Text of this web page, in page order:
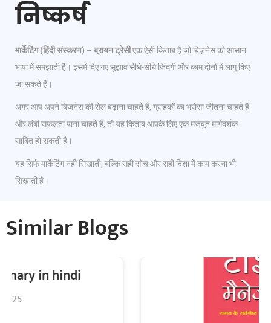
निष्कर्ष
मार्केटिंग (हिंदी संस्करण) – ब्रायन ट्रेसीएक ऐसी किताब है जो बिज़नेस को आसान
भाषा में समझाती है। इसमें दिए गए सुझाव सीधे-सीधे जिंदगी और काम दोनों में लागू किए
जा सकते हैं।
अगर आप अपने बिज़नेस की सेल बढ़ाना चाहते हैं, ग्राहकों का भरोसा जीतना चाहते हैं
और लंबी सफलता पाना चाहते हैं, तो यह किताब आपके लिए एक मजबूत मार्गदर्शक
साबित हो सकती है।
यह सिर्फ मार्केटिंग नहीं सिखाती, बल्कि सही सोच और सही दिशा में काम करना भी
सिखाती है।
Similar Blogs